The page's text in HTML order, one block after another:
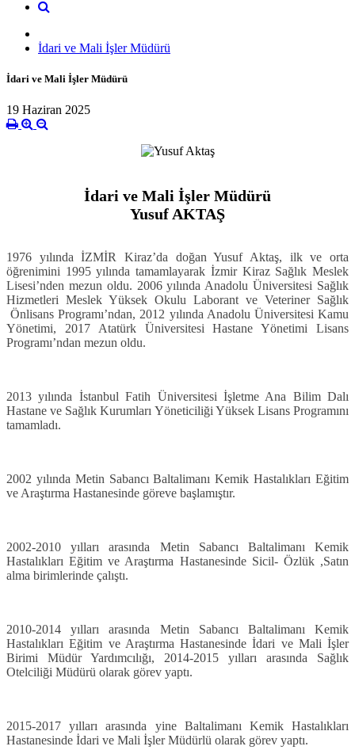
İdari ve Mali İşler Müdürü
İdari ve Mali İşler Müdürü
19 Haziran 2025
İdari ve Mali İşler Müdürü
Yusuf AKTAŞ
1976 yılında İZMİR Kiraz’da doğan Yusuf Aktaş, ilk ve orta
öğrenimini 1995 yılında tamamlayarak İzmir Kiraz Sağlık Meslek
Lisesi’nden mezun oldu. 2006 yılında Anadolu Üniversitesi Sağlık
Hizmetleri Meslek Yüksek Okulu Laborant ve Veteriner Sağlık
Önlisans Programı’ndan, 2012 yılında Anadolu Üniversitesi Kamu
Yönetimi, 2017 Atatürk Üniversitesi Hastane Yönetimi Lisans
Programı’ndan mezun oldu.
2013 yılında İstanbul Fatih Üniversitesi İşletme Ana Bilim Dalı
Hastane ve Sağlık Kurumları Yöneticiliği Yüksek Lisans Programını
tamamladı.
2002 yılında Metin Sabancı Baltalimanı Kemik Hastalıkları Eğitim
ve Araştırma Hastanesinde göreve başlamıştır.
2002-2010 yılları arasında Metin Sabancı Baltalimanı Kemik
Hastalıkları Eğitim ve Araştırma Hastanesinde Sicil- Özlük ,Satın
alma birimlerinde çalıştı.
2010-2014 yılları arasında Metin Sabancı Baltalimanı Kemik
Hastalıkları Eğitim ve Araştırma Hastanesinde İdari ve Mali İşler
Birimi Müdür Yardımcılığı, 2014-2015 yılları arasında Sağlık
Otelciliği Müdürü olarak görev yaptı.
2015-2017 yılları arasında yine Baltalimanı Kemik Hastalıkları
Hastanesinde İdari ve Mali İşler Müdürlü olarak görev yaptı.